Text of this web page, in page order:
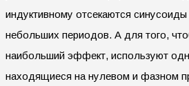
индуктивному отсекаются
небольших периодов. А для того,
наибольший эффект, используют
находящиеся на нулевом и фазном